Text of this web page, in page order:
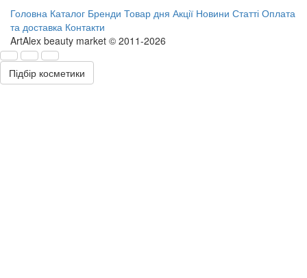
Головна Каталог Бренди Товар дня Акції Новини Статті Оплата
та доставка Контакти
ArtAlex beauty market © 2011-2026
Підбір косметики